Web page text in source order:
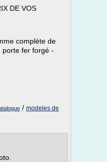
VOS
complète de
porte fer forgé -
/ modeles de